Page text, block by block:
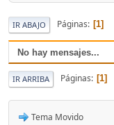
IR ABAJO Páginas 1
No hay mensajes...
IR ARRIBA Páginas 1
Tema Movido